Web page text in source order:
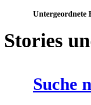
Untergeordnete
Stories
Suche